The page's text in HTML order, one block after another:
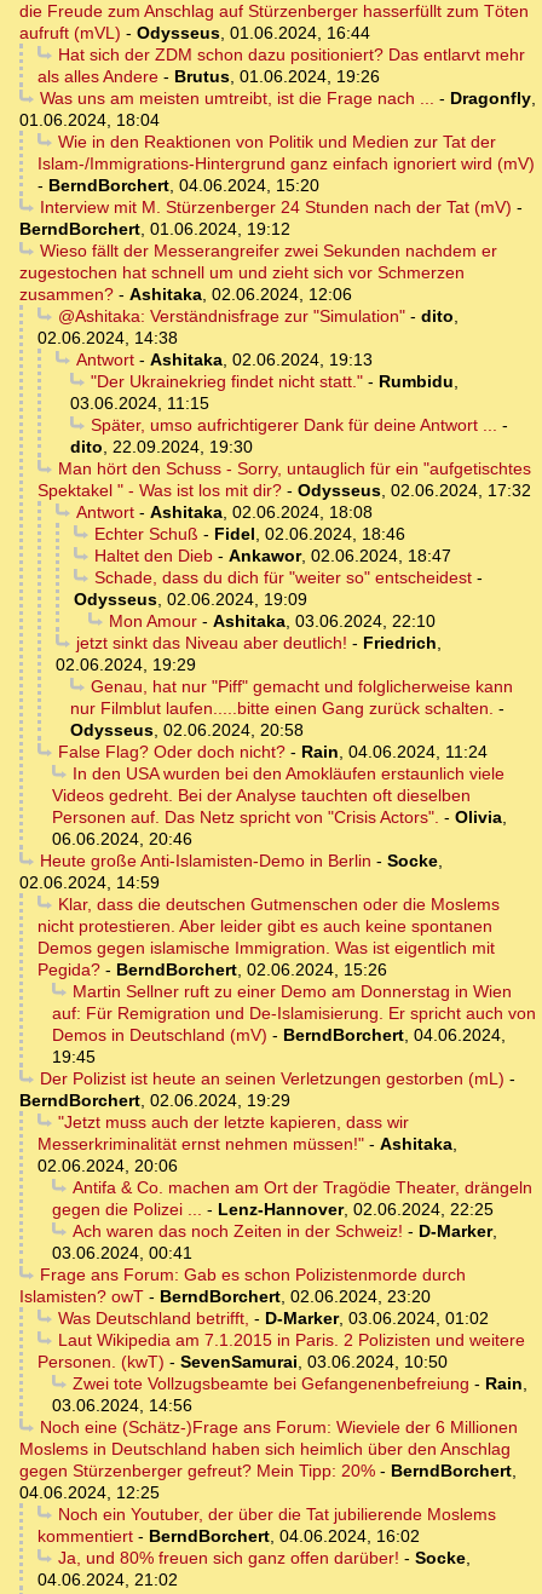
die Freude zum Anschlag auf Stürzenberger hasserfüllt zum Töten
aufruft (mVL) - Odysseus, 01.06.2024, 16:44
Hat sich der ZDM schon dazu positioniert? Das entlarvt mehr
als alles Andere - Brutus, 01.06.2024, 19:26
Was uns am meisten umtreibt, ist die Frage nach ... - Dragonfly,
01.06.2024, 18:04
Wie in den Reaktionen von Politik und Medien zur Tat der
Islam-/Immigrations-Hintergrund ganz einfach ignoriert wird (mV)
- BerndBorchert, 04.06.2024, 15:20
Interview mit M. Stürzenberger 24 Stunden nach der Tat (mV) -
BerndBorchert, 01.06.2024, 19:12
Wieso fällt der Messerangreifer zwei Sekunden nachdem er
zugestochen hat schnell um und zieht sich vor Schmerzen
zusammen? - Ashitaka, 02.06.2024, 12:06
@Ashitaka: Verständnisfrage zur "Simulation"- dito,
02.06.2024, 14:38
Antwort- Ashitaka, 02.06.2024, 19:13
"Der Ukrainekrieg findet nicht statt."- Rumbidu,
03.06.2024, 11:15
Später, umso aufrichtigerer Dank für deine Antwort ... -
dito, 22.09.2024, 19:30
Man hört den Schuss - Sorry, untauglich für ein "aufgetischtes
Spektakel " - Was ist los mit dir? - Odysseus, 02.06.2024, 17:32
Antwort- Ashitaka, 02.06.2024, 18:08
Echter Schuß - Fidel, 02.06.2024, 18:46
Haltet den Dieb- Ankawor, 02.06.2024, 18:47
Schade, dass du dich für "weiter so" entscheidest-
Odysseus, 02.06.2024, 19:09
Mon Amour- Ashitaka, 03.06.2024, 22:10
jetzt sinkt das Niveau aber deutlich! - Friedrich,
02.06.2024, 19:29
Genau, hat nur "Piff" gemacht und folglicherweise kann
nur Filmblut laufen.....bitte einen Gang zurück schalten. -
Odysseus, 02.06.2024, 20:58
False Flag? Oder doch nicht?- Rain, 04.06.2024, 11:24
In den USA wurden bei den Amokläufen erstaunlich viele
Videos gedreht. Bei der Analyse tauchten oft dieselben
Personen auf. Das Netz spricht von "Crisis Actors". - Olivia,
06.06.2024, 20:46
Heute große Anti-Islamisten-Demo in Berlin - Socke,
02.06.2024, 14:59
Klar, dass die deutschen Gutmenschen oder die Moslems
nicht protestieren. Aber leider gibt es auch keine spontanen
Demos gegen islamische Immigration. Was ist eigentlich mit
Pegida? - BerndBorchert, 02.06.2024, 15:26
Martin Sellner ruft zu einer Demo am Donnerstag in Wien
auf: Für Remigration und De-Islamisierung. Er spricht auch von
Demos in Deutschland (mV) - BerndBorchert, 04.06.2024,
19:45
Der Polizist ist heute an seinen Verletzungen gestorben (mL) -
BerndBorchert, 02.06.2024, 19:29
"Jetzt muss auch der letzte kapieren, dass wir
Messerkriminalität ernst nehmen müssen!" - Ashitaka,
02.06.2024, 20:06
Antifa & Co. machen am Ort der Tragödie Theater, drängeln
gegen die Polizei ... - Lenz-Hannover, 02.06.2024, 22:25
Ach waren das noch Zeiten in der Schweiz! - D-Marker,
03.06.2024, 00:41
Frage ans Forum: Gab es schon Polizistenmorde durch
Islamisten? owT - BerndBorchert, 02.06.2024, 23:20
Was Deutschland betrifft, - D-Marker, 03.06.2024, 01:02
Laut Wikipedia am 7.1.2015 in Paris. 2 Polizisten und weitere
Personen. (kwT) - SevenSamurai, 03.06.2024, 10:50
Zwei tote Vollzugsbeamte bei Gefangenenbefreiung - Rain,
03.06.2024, 14:56
Noch eine (Schätz-)Frage ans Forum: Wieviele der 6 Millionen
Moslems in Deutschland haben sich heimlich über den Anschlag
gegen Stürzenberger gefreut? Mein Tipp: 20% - BerndBorchert,
04.06.2024, 12:25
Noch ein Youtuber, der über die Tat jubilierende Moslems
kommentiert - BerndBorchert, 04.06.2024, 16:02
Ja, und 80% freuen sich ganz offen darüber! - Socke,
04.06.2024, 21:02